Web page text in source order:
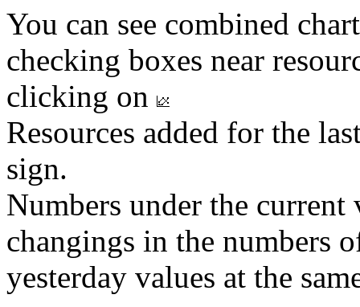
You can see combined
checking boxes near
clicking on
Resources added for the
sign.
Numbers under the
changings in the numbers
yesterday values at the